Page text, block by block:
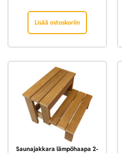
Lisää ostoskoriin
Saunajakkara lämpöhaapa 2-